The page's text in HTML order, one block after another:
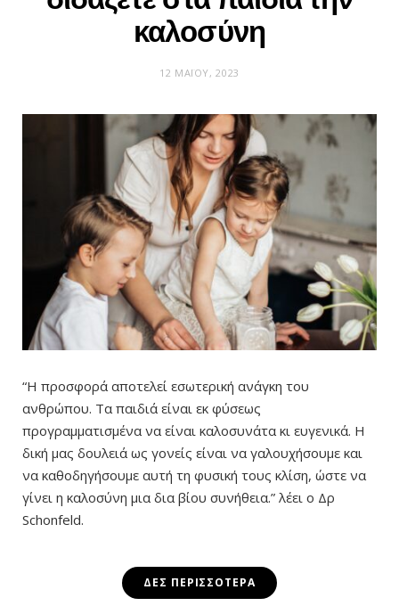
καλοσύνη
12 ΜΑΪ́ΟΥ, 2023
“Η προσφορά αποτελεί εσωτερική ανάγκη του
ανθρώπου. Τα παιδιά είναι εκ φύσεως
προγραμματισμένα να είναι καλοσυνάτα κι ευγενικά. Η
δική μας δουλειά ως γονείς είναι να γαλουχήσουμε και
να καθοδηγήσουμε αυτή τη φυσική τους κλίση, ώστε να
γίνει η καλοσύνη μια δια βίου συνήθεια.” λέει ο Δρ
Schonfeld.
ΔΕΣ ΠΕΡΙΣΣΌΤΕΡΑ